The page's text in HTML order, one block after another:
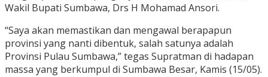
Wakil Bupati Sumbawa, Drs H Mohamad Ansori.
“Saya akan memastikan dan mengawal berapapun
provinsi yang nanti dibentuk, salah satunya adalah
Provinsi Pulau Sumbawa,” tegas Supratman di hadapan
massa yang berkumpul di Sumbawa Besar, Kamis (15/05).